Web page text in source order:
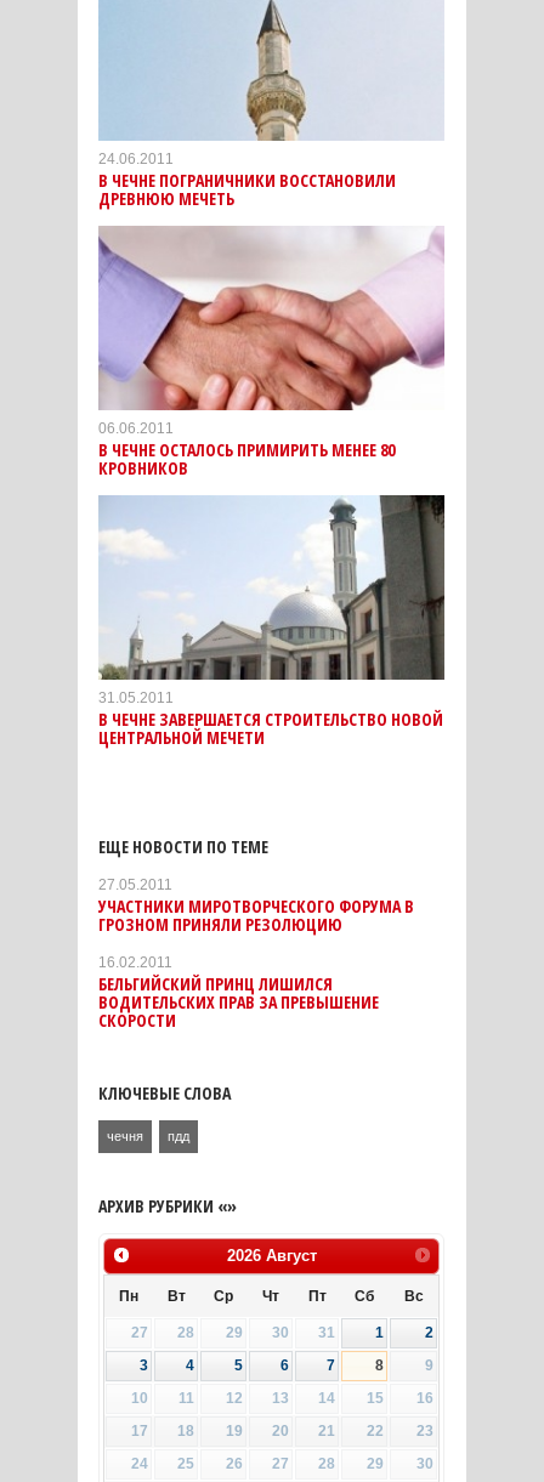
24.06.2011
В ЧЕЧНЕ ПОГРАНИЧНИКИ ВОССТАНОВИЛИ
ДРЕВНЮЮ МЕЧЕТЬ
06.06.2011
В ЧЕЧНЕ ОСТАЛОСЬ ПРИМИРИТЬ МЕНЕЕ 80
КРОВНИКОВ
31.05.2011
В ЧЕЧНЕ ЗАВЕРШАЕТСЯ СТРОИТЕЛЬСТВО НОВОЙ
ЦЕНТРАЛЬНОЙ МЕЧЕТИ
ЕЩЕ НОВОСТИ ПО ТЕМЕ
27.05.2011
УЧАСТНИКИ МИРОТВОРЧЕСКОГО ФОРУМА В
ГРОЗНОМ ПРИНЯЛИ РЕЗОЛЮЦИЮ
16.02.2011
БЕЛЬГИЙСКИЙ ПРИНЦ ЛИШИЛСЯ
ВОДИТЕЛЬСКИХ ПРАВ ЗА ПРЕВЫШЕНИЕ
СКОРОСТИ
КЛЮЧЕВЫЕ СЛОВА
чечня пдд
АРХИВ РУБРИКИ «»
2026 Август
Пн Вт Ср Чт Пт Сб Вс
27 28 29 30 31 1
2
3
4 5 6 7 8
9
10
11 12 13 14 15
16
17
18 19 20 21 22
23
24
25 26 27 28 29
30